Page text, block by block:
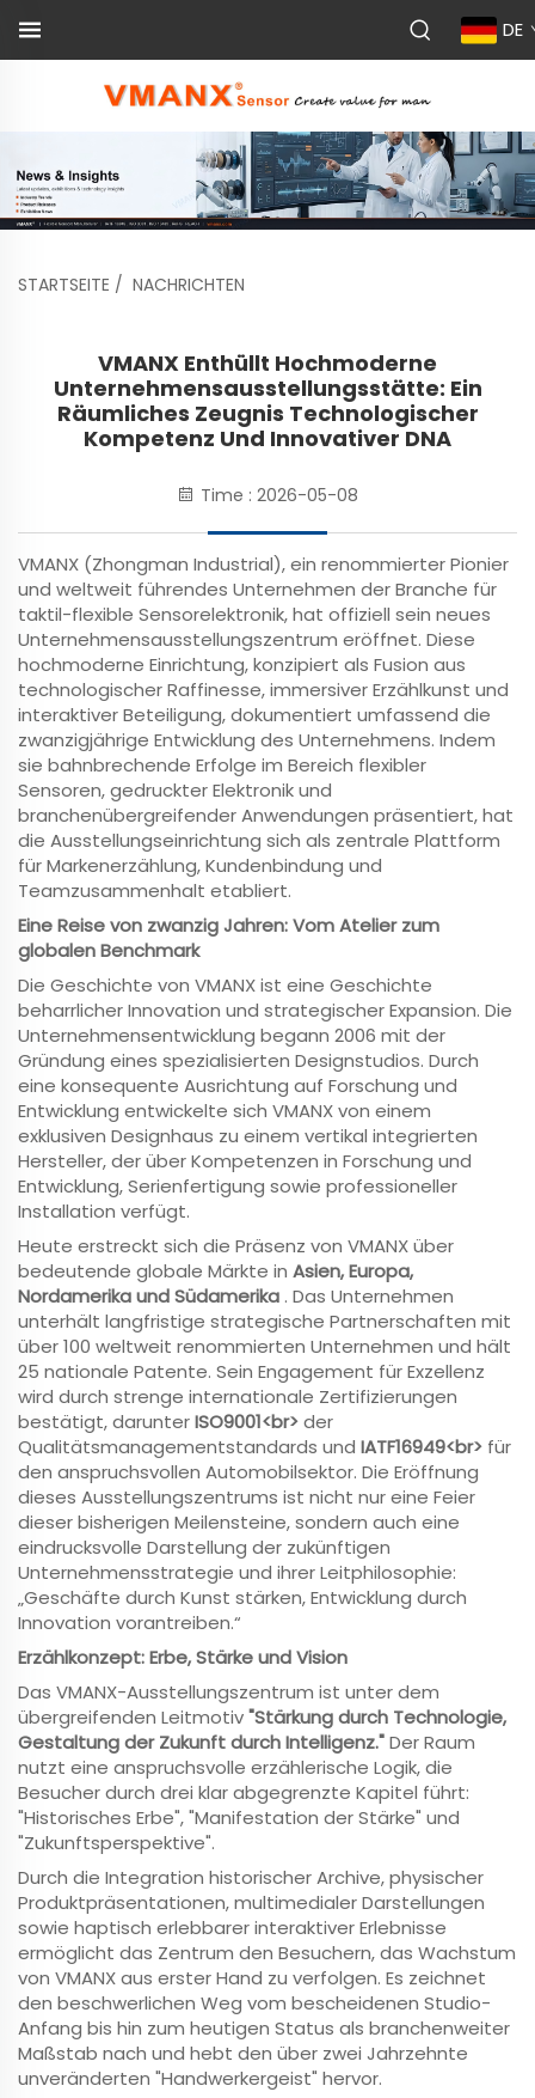
DE
STARTSEITE / NACHRICHTEN
VMANX Enthüllt Hochmoderne
Unternehmensausstellungsstätte: Ein
Räumliches Zeugnis Technologischer
Kompetenz Und Innovativer DNA
Time : 2026-05-08
VMANX (Zhongman Industrial), ein renommierter Pionier
und weltweit führendes Unternehmen der Branche für
taktil-flexible Sensorelektronik, hat offiziell sein neues
Unternehmensausstellungszentrum eröffnet. Diese
hochmoderne Einrichtung, konzipiert als Fusion aus
technologischer Raffinesse, immersiver Erzählkunst und
interaktiver Beteiligung, dokumentiert umfassend die
zwanzigjährige Entwicklung des Unternehmens. Indem
sie bahnbrechende Erfolge im Bereich flexibler
Sensoren, gedruckter Elektronik und
branchenübergreifender Anwendungen präsentiert, hat
die Ausstellungseinrichtung sich als zentrale Plattform
für Markenerzählung, Kundenbindung und
Teamzusammenhalt etabliert.
Eine Reise von zwanzig Jahren: Vom Atelier zum
globalen Benchmark
Die Geschichte von VMANX ist eine Geschichte
beharrlicher Innovation und strategischer Expansion. Die
Unternehmensentwicklung begann 2006 mit der
Gründung eines spezialisierten Designstudios. Durch
eine konsequente Ausrichtung auf Forschung und
Entwicklung entwickelte sich VMANX von einem
exklusiven Designhaus zu einem vertikal integrierten
Hersteller, der über Kompetenzen in Forschung und
Entwicklung, Serienfertigung sowie professioneller
Installation verfügt.
Heute erstreckt sich die Präsenz von VMANX über
bedeutende globale Märkte in Asien, Europa,
Nordamerika und Südamerika . Das Unternehmen
unterhält langfristige strategische Partnerschaften mit
über 100 weltweit renommierten Unternehmen und hält
25 nationale Patente. Sein Engagement für Exzellenz
wird durch strenge internationale Zertifizierungen
bestätigt, darunterISO9001<br>der
Qualitätsmanagementstandards und IATF16949<br> für
den anspruchsvollen Automobilsektor. Die Eröffnung
dieses Ausstellungszentrums ist nicht nur eine Feier
dieser bisherigen Meilensteine, sondern auch eine
eindrucksvolle Darstellung der zukünftigen
Unternehmensstrategie und ihrer Leitphilosophie:
„Geschäfte durch Kunst stärken, Entwicklung durch
Innovation vorantreiben.“
Erzählkonzept: Erbe, Stärke und Vision
Das VMANX-Ausstellungszentrum ist unter dem
übergreifenden Leitmotiv"Stärkung durch Technologie,
Gestaltung der Zukunft durch Intelligenz."Der Raum
nutzt eine anspruchsvolle erzählerische Logik, die
Besucher durch drei klar abgegrenzte Kapitel führt:
"Historisches Erbe", "Manifestation der Stärke" und
"Zukunftsperspektive".
Durch die Integration historischer Archive, physischer
Produktpräsentationen, multimedialer Darstellungen
sowie haptisch erlebbarer interaktiver Erlebnisse
ermöglicht das Zentrum den Besuchern, das Wachstum
von VMANX aus erster Hand zu verfolgen. Es zeichnet
den beschwerlichen Weg vom bescheidenen Studio-
Anfang bis hin zum heutigen Status als branchenweiter
Maßstab nach und hebt den über zwei Jahrzehnte
unveränderten "Handwerkergeist" hervor.